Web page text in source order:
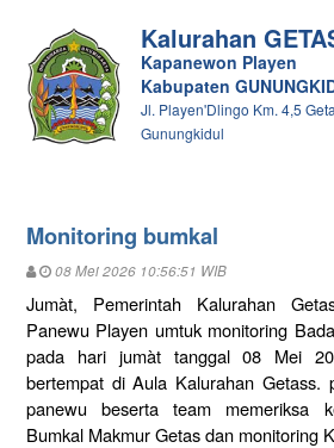
Kalurahan
Kapanewon Playen
Kabupaten
Jl. Playen'Dlingo Km. 4,5
Gunungkidul
Monitoring bumkal
08 Mei 2026 10:56:51 WIB
Jumàt, Pemerintah Kalurahan
Panewu Playen umtuk monitoring
pada hari jumàt tanggal 08 Mei
bertempat di Aula Kalurahan Getass.
panewu beserta team memeriksa
Bumkal Makmur Getas dan monitoring